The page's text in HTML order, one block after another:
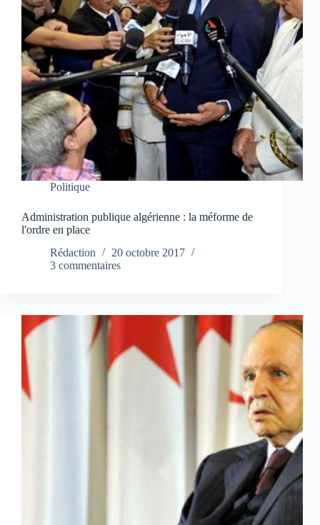
Politique
Administration publique algérienne : la méforme de
l'ordre en place
Rédaction
20 octobre 2017
3 commentaires